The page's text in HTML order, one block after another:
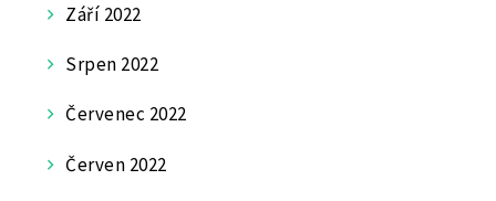
Září 2022
Srpen 2022
Červenec 2022
Červen 2022